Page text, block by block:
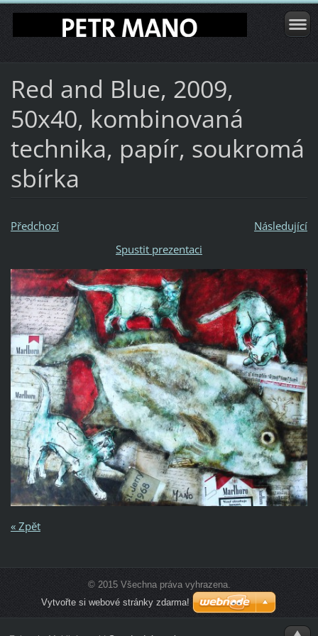
Red and Blue, 2009,
50x40, kombinovaná
technika, papír, soukromá
sbírka
Předchozí
Následující
Spustit prezentaci
« Zpět
© 2015 Všechna práva vyhrazena.
Vytvořte si webové stránky zdarma!